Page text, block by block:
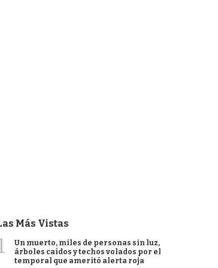
Más Vistas
Un muerto, miles de personas sin luz,
árboles caídos y techos volados por el
temporal que ameritó alerta roja